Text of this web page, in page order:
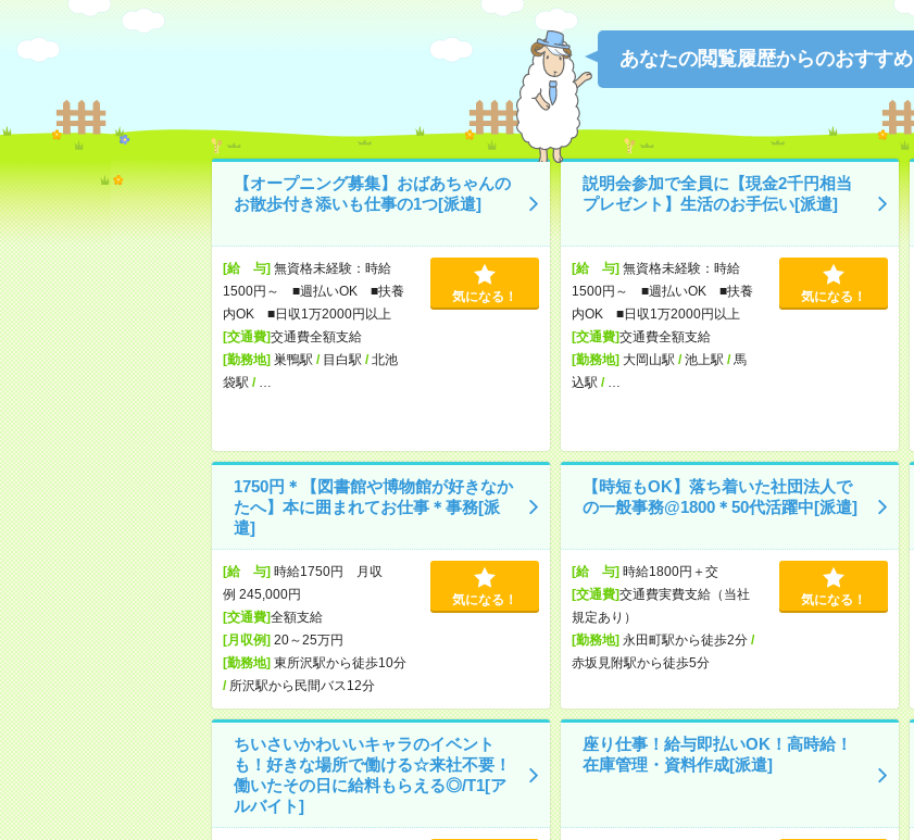
あなたの閲覧履歴からのおすすめ
【オープニング募集】おばあちゃんの
お散歩付き添いも仕事の1つ[派遣]
[給 与]無資格未経験：時給
1500円～ ■週払いOK ■扶養
内OK ■日収1万2000円以上
[交通費]交通費全額支給
[勤務地]巣鴨駅 / 目白駅 /北池
袋駅 /
気になる！
説明会参加で全員に【現金2千円相当
プレゼント】生活のお手伝い[派遣]
[給 与]無資格未経験：時給
1500円～ ■週払いOK ■扶養
内OK ■日収1万2000円以上
[交通費]交通費全額支給
[勤務地]大岡山駅 /池上駅 / 馬
込駅 /
気になる！
1750円＊【図書館や博物館が好きなか
たへ】本に囲まれてお仕事＊事務[派
遣]
[給 与]時給1750円 月収
例 245,000円
[交通費]全額支給
[月収例]20～25万円
[勤務地]東所沢駅から徒歩10分
/ 所沢駅から民間バス12分
気になる！
【時短もOK】落ち着いた社団法人で
の一般事務@1800＊50代活躍中[派遣]
[給 与]時給1800円＋交
[交通費]交通費実費支給（当社
規定あり）
[勤務地]永田町駅から徒歩2分/
赤坂見附駅から徒歩5分
気になる！
ちいさいかわいいキャラのイベント
も！好きな場所で働ける☆来社不要！
働いたその日に給料もらえる◎/T1[ア
ルバイト]
座り仕事！給与即払いOK！高時給！
在庫管理・資料作成[派遣]